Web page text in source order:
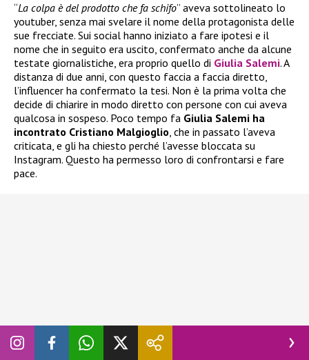
“La colpa è del prodotto che fa schifo” aveva sottolineato lo
youtuber, senza mai svelare il nome della protagonista delle
sue frecciate. Sui social hanno iniziato a fare ipotesi e il
nome che in seguito era uscito, confermato anche da alcune
testate giornalistiche, era proprio quello di Giulia Salemi. A
distanza di due anni, con questo faccia a faccia diretto,
l’influencer ha confermato la tesi. Non è la prima volta che
decide di chiarire in modo diretto con persone con cui aveva
qualcosa in sospeso. Poco tempo fa Giulia Salemi ha
incontrato Cristiano Malgioglio, che in passato l’aveva
criticata, e gli ha chiesto perché l’avesse bloccata su
Instagram. Questo ha permesso loro di confrontarsi e fare
pace.